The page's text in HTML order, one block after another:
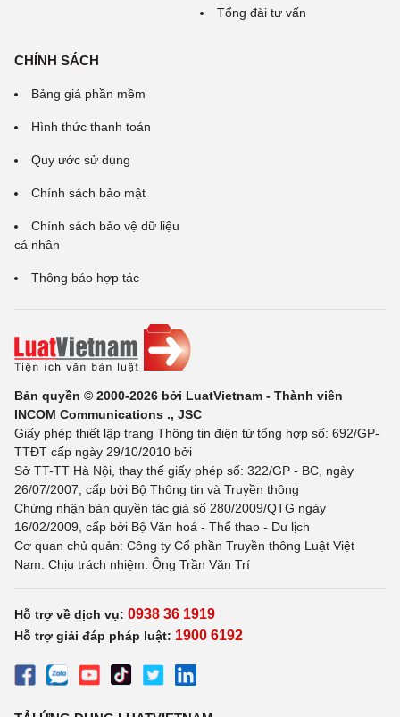
Tổng đài tư vấn
CHÍNH SÁCH
Bảng giá phần mềm
Hình thức thanh toán
Quy ước sử dụng
Chính sách bảo mật
Chính sách bảo vệ dữ liệu
cá nhân
Thông báo hợp tác
Bản quyền © 2000-2026 bởi LuatVietnam - Thành viên
INCOM Communications ., JSC
Giấy phép thiết lập trang Thông tin điện tử tổng hợp số: 692/GP-
TTĐT cấp ngày 29/10/2010 bởi
Sở TT-TT Hà Nội, thay thế giấy phép số: 322/GP - BC, ngày
26/07/2007, cấp bởi Bộ Thông tin và Truyền thông
Chứng nhận bản quyền tác giả số 280/2009/QTG ngày
16/02/2009, cấp bởi Bộ Văn hoá - Thể thao - Du lịch
Cơ quan chủ quản: Công ty Cổ phần Truyền thông Luật Việt
Nam. Chịu trách nhiệm: Ông Trần Văn Trí
Hỗ trợ về dịch vụ: 0938 36 1919
Hỗ trợ giải đáp pháp luật: 1900 6192